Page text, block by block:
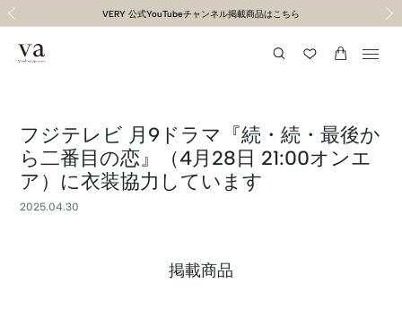
１１,０００円以上送料無料（通常２〜５営業日以内に発送）
令和8年熊本地震の影響による荷物のお届けについて
VERY 公式YouTubeチャンネル掲載商品はこちら
Summer Collection
"馬"くいくラッキーモチーフ特集
１１,０００円以上送料無料（通常２〜５営業日以内に発送）
令和8年熊本地震の影響による荷物のお届けについて
フジテレビ 月9ドラマ『続・続・最後か
ら二番目の恋』（4月28日 21:00オンエ
ア）に衣装協力しています
2025.04.30
掲載商品